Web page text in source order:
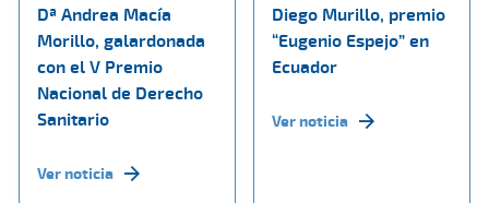
Dª Andrea Macía
Morillo, galardonada
con el V Premio
Nacional de Derecho
Sanitario
Ver noticia
Diego Murillo, premio
“Eugenio Espejo” en
Ecuador
Ver noticia